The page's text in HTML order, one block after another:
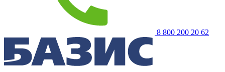
8 800 200 20 62